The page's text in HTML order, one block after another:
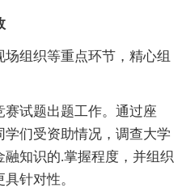
组织等重点环节，精心组
试题出题工作。通过座
们受资助情况，调查大学
知识的.掌握程度，并组织
针对性。